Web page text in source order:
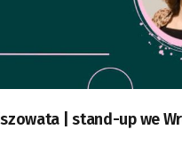
| stand-up we